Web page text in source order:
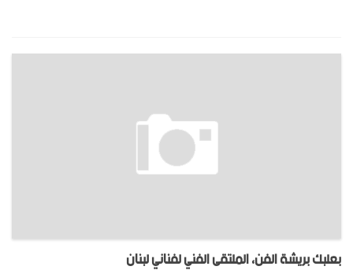
بعلبك بريشة الفن، الملتقى الفني لفناني لبنان